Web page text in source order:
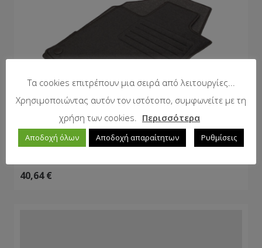
Πατάκια μοκέτα NISSAN Qashqai (2007-2014) –
40,64€
Τα cookies επιτρέπουν μια σειρά από λειτουργίες...
Χρησιμοποιώντας αυτόν τον ιστότοπο, συμφωνείτε με τη
χρήση των cookies. Περισσότερα
Αποδοχή όλων Αποδοχή απαραίτητων Ρυθμίσεις